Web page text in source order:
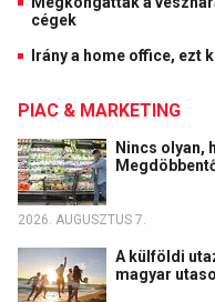
cégek
Irány a home office, ezt
PIAC & MARKETING
Nincs olyan,
2026. AUGUSZTUS 7.
A külföldi
magyar